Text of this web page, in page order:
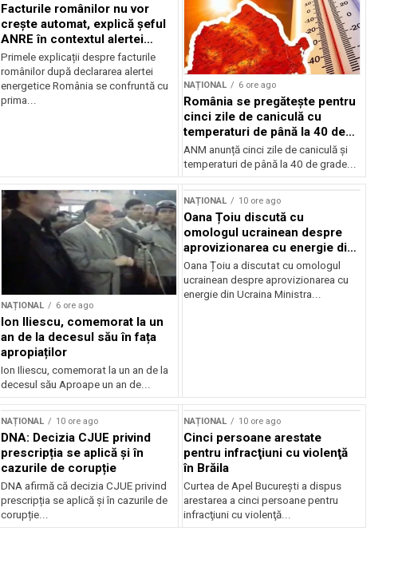
Facturile românilor nu vor
crește automat, explică șeful
ANRE în contextul alertei
energetice
Primele explicații despre facturile
românilor după declararea alertei
energetice România se confruntă cu
prima...
NAȚIONAL 6 ore ago
România se pregătește pentru
cinci zile de caniculă cu
temperaturi de până la 40 de
grade
ANM anunță cinci zile de caniculă și
temperaturi de până la 40 de grade...
NAȚIONAL 6 ore ago
Ion Iliescu, comemorat la un
an de la decesul său în fața
apropiaților
Ion Iliescu, comemorat la un an de la
decesul său Aproape un an de...
NAȚIONAL 10 ore ago
Oana Țoiu discută cu
omologul ucrainean despre
aprovizionarea cu energie din
Ucraina
Oana Țoiu a discutat cu omologul
ucrainean despre aprovizionarea cu
energie din Ucraina Ministra...
NAȚIONAL 10 ore ago
DNA: Decizia CJUE privind
prescripția se aplică și în
cazurile de corupție
DNA afirmă că decizia CJUE privind
prescripția se aplică și în cazurile de
corupție...
NAȚIONAL 10 ore ago
Cinci persoane arestate
pentru infracţiuni cu violenţă
în Brăila
Curtea de Apel Bucureşti a dispus
arestarea a cinci persoane pentru
infracţiuni cu violenţă...